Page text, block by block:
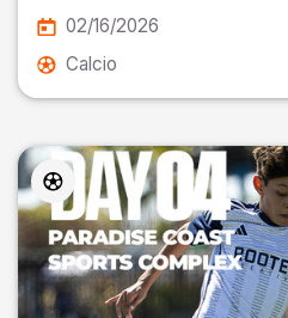
02/16/2026
Calcio